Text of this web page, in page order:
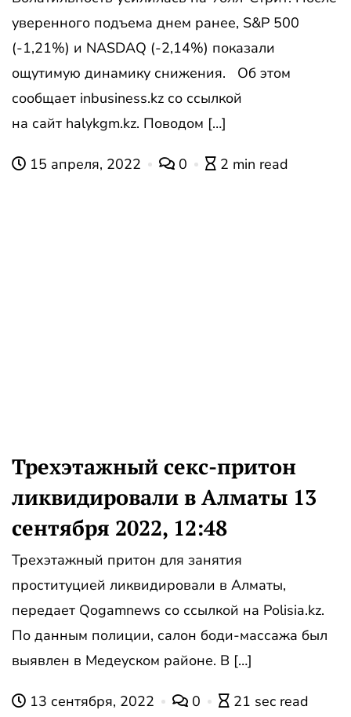
уверенного подъема днем ранее, S&P 500
(-1,21%) и NASDAQ (-2,14%) показали
ощутимую динамику снижения. Об этом
сообщает inbusiness.kz со ссылкой
на сайт halykgm.kz. Поводом […]
15 апреля, 2022 0 2 min read
Трехэтажный секс-притон
ликвидировали в Алматы 13
сентября 2022, 12:48
Трехэтажный притон для занятия
проституцией ликвидировали в Алматы,
передает Qogamnews со ссылкой на Polisia.kz.
По данным полиции, салон боди-массажа был
выявлен в Медеуском районе. В […]
13 сентября, 2022 0 21 sec read